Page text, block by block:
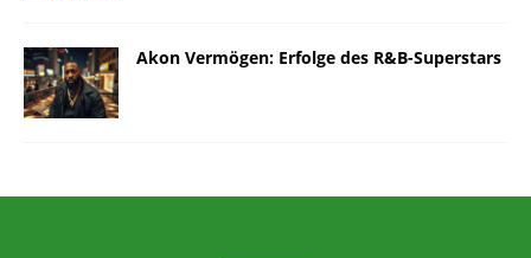
Akon Vermögen: Erfolge des R&B-Superstars